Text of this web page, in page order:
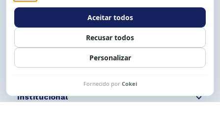
Expediente: 8h às 12h e 13 às 17h.
Siga nossas redes Fale conosco
Institucional